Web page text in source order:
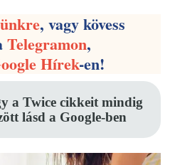
, vagy kövess
Telegramon,
Hírek-en!
a Twice cikkeit mindig
lásd a Google-ben